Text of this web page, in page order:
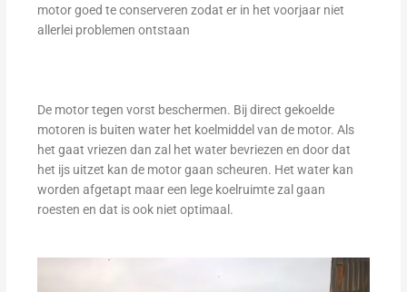
motor goed te conserveren zodat er in het voorjaar niet
allerlei problemen ontstaan
De motor tegen vorst beschermen. Bij direct gekoelde
motoren is buiten water het koelmiddel van de motor. Als
het gaat vriezen dan zal het water bevriezen en door dat
het ijs uitzet kan de motor gaan scheuren. Het water kan
worden afgetapt maar een lege koelruimte zal gaan
roesten en dat is ook niet optimaal.